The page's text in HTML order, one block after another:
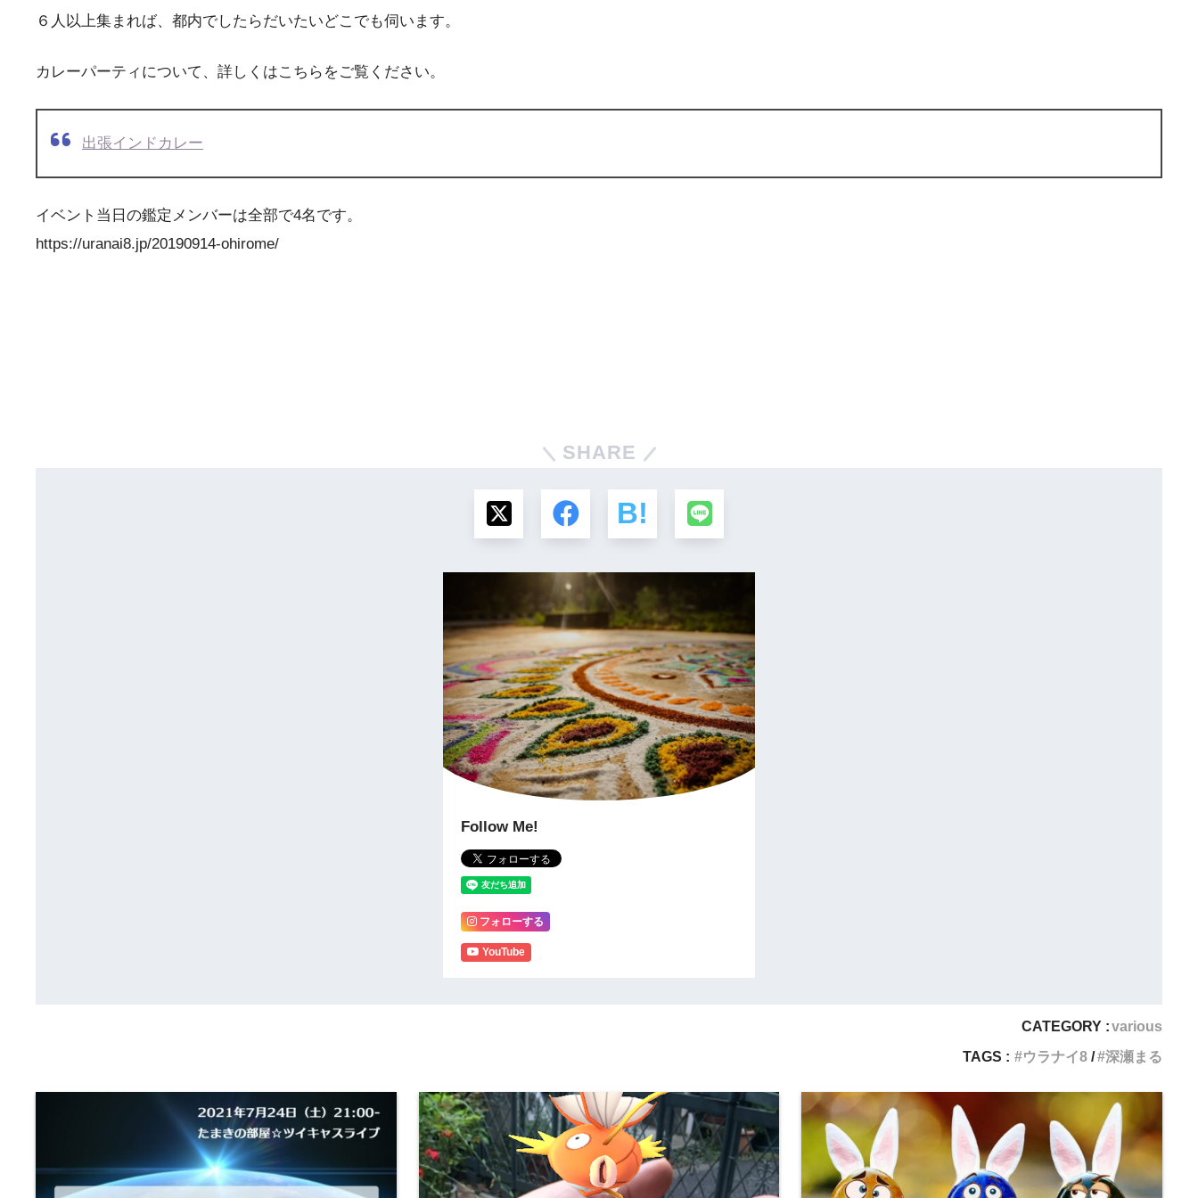
６人以上集まれば、都内でしたらだいたいどこでも伺います。
カレーパーティについて、詳しくはこちらをご覧ください。
出張インドカレー
イベント当日の鑑定メンバーは全部で4名です。
https://uranai8.jp/20190914-ohirome/
SHARE
Follow Me!
フォローする
YouTube
CATEGORY :various
TAGS :
ウラナイ8 深瀬まる